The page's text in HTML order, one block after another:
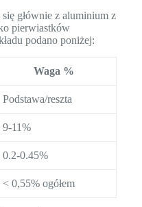
głównie z aluminium z
pierwiastków
podano poniżej:
Waga %
Podstawa/reszta
9-11%
0.2-0.45%
< 0,55% ogółem